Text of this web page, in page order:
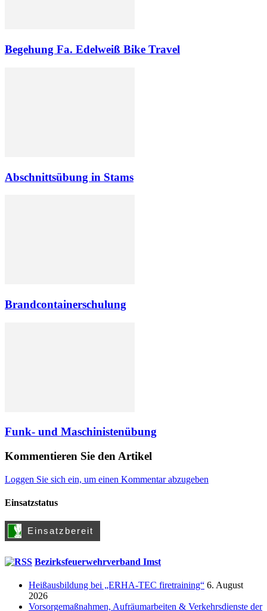
Begehung Fa. Edelweiß Bike Travel
Abschnittsübung in Stams
Brandcontainerschulung
Funk- und Maschinistenübung
Kommentieren Sie den Artikel
Loggen Sie sich ein, um einen Kommentar abzugeben
Einsatzstatus
Bezirksfeuerwehrverband Imst
Heißausbildung bei „ERHA-TEC firetraining“ 6. August
2026
Vorsorgemaßnahmen, Aufräumarbeiten & Verkehrsdienste der